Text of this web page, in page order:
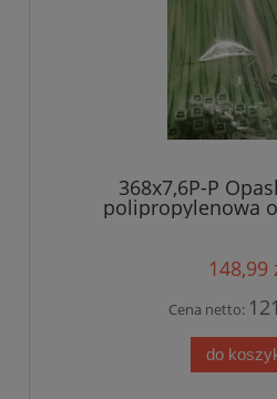
368x7,6P-P
polipropylenowa
odporności na
kolor zielonkawy148,99
Cena netto:
do